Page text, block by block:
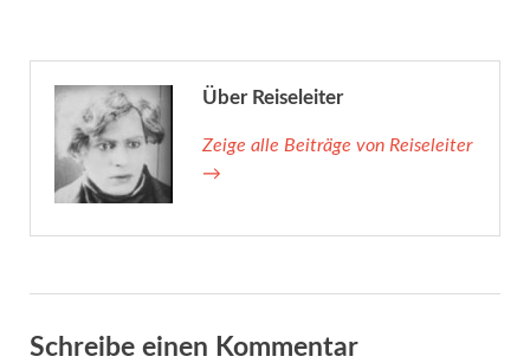
Über Reiseleiter
Zeige alle Beiträge von Reiseleiter
→
Schreibe einen Kommentar